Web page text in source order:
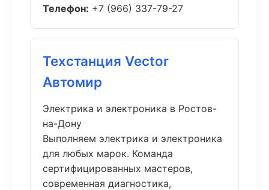
Телефон: +7 (966) 337-79-27
Техстанция Vector
Автомир
Электрика и электроника в Ростов-
на-Дону
Выполняем электрика и электроника
для любых марок. Команда
сертифицированных мастеров,
современная диагностика,